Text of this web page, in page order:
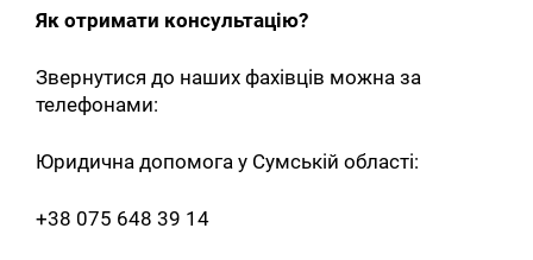
Як отримати консультацію?
Звернутися до наших фахівців можна за
телефонами:
Юридична допомога у Сумській області:
+38 075 648 39 14